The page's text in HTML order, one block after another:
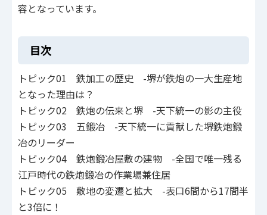
容となっています。
目次
トピック01 鉄加工の歴史 -堺が鉄炮の一大生産地
となった理由は？
トピック02 鉄炮の伝来と堺 -天下統一の影の主役
トピック03 五鍛冶 -天下統一に貢献した堺鉄炮鍛
冶のリーダー
トピック04 鉄炮鍛冶屋敷の建物 -全国で唯一残る
江戸時代の鉄炮鍛冶の作業場兼住居
トピック05 敷地の変遷と拡大 -表口6間から17間半
と3倍に！